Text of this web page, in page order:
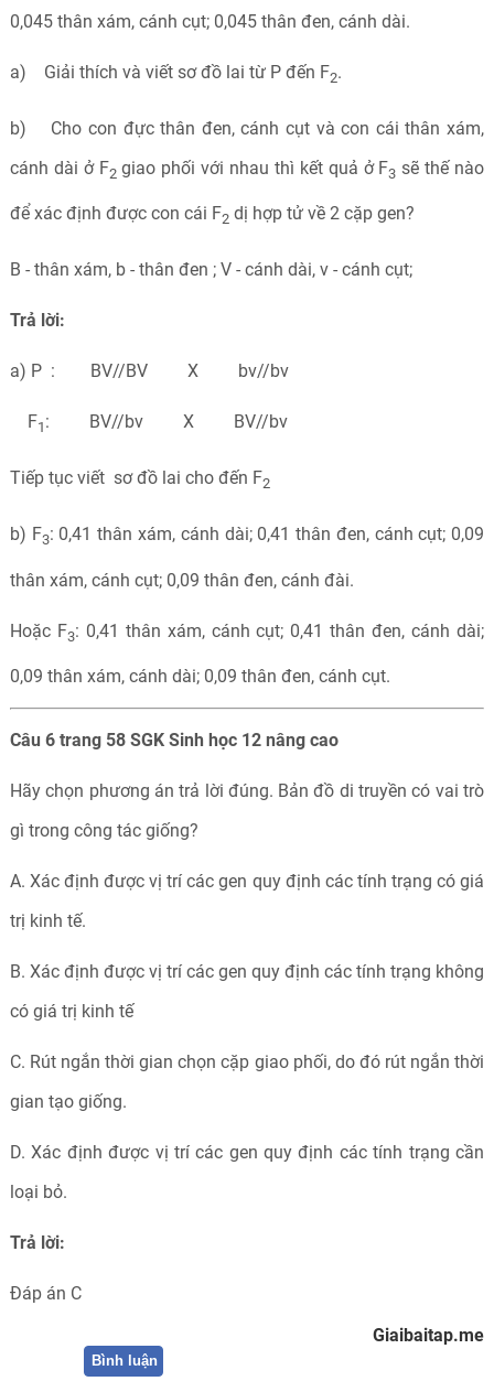
0,045 thân xám, cánh cụt; 0,045 thân đen, cánh dài.
a) Giải thích và viết sơ đồ lai từ P đến F2.
b) Cho con đực thân đen, cánh cụt và con cái thân xám,
cánh dài ở F2giao phối với nhau thì kết quả ở F3 sẽ thế nào
để xác định được con cái F2dị hợp tử về 2 cặp gen?
B - thân xám, b - thân đen ; V - cánh dài, v - cánh cụt;
Trả lời:
a) P : BV//BV X bv//bv
F1 : BV//bv X BV//bv
Tiếp tục viết sơ đồ lai cho đến F2
b) F3: 0,41 thân xám, cánh dài; 0,41 thân đen, cánh cụt; 0,09
thân xám, cánh cụt; 0,09 thân đen, cánh đài.
Hoặc F3: 0,41 thân xám, cánh cụt; 0,41 thân đen, cánh dài;
0,09 thân xám, cánh dài; 0,09 thân đen, cánh cụt.
Câu 6 trang 58 SGK Sinh học 12 nâng cao
Hãy chọn phương án trả lời đúng. Bản đồ di truyền có vai trò
gì trong công tác giống?
A. Xác định được vị trí các gen quy định các tính trạng có giá
trị kinh tế.
B. Xác định được vị trí các gen quy định các tính trạng không
có giá trị kinh tế
C. Rút ngắn thời gian chọn cặp giao phối, do đó rút ngắn thời
gian tạo giống.
D. Xác định được vị trí các gen quy định các tính trạng cần
loại bỏ.
Trả lời:
Đáp án C
Giaibaitap.me
Bình luận